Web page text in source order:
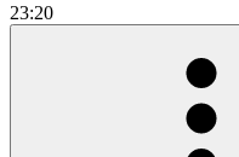
23:20